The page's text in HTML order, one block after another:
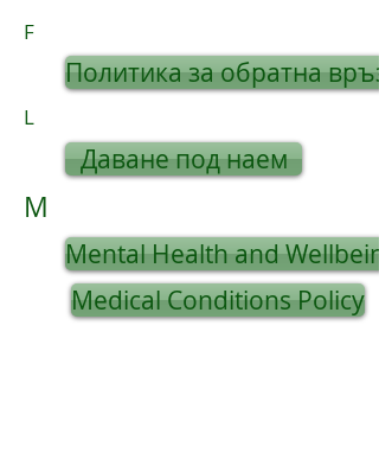
F
Политика за обратна
L
Даване под наем
M
Mental Health and
Medical Conditions Policy